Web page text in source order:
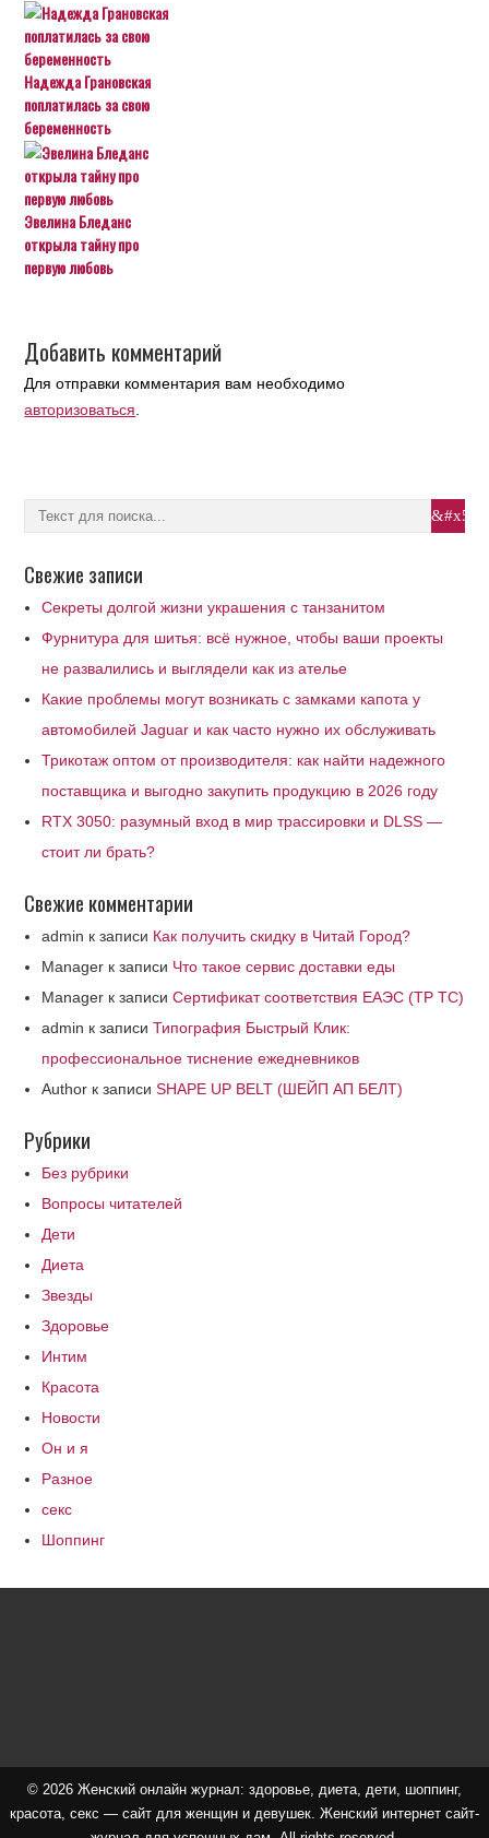
Надежда Грановская
поплатилась за свою
беременность
Эвелина Бледанс
открыла тайну про
первую любовь
Добавить комментарий
Для отправки комментария вам необходимо
авторизоваться
Свежие записи
Секреты долгой жизни украшения с танзанитом
Фурнитура для шитья: всё нужное, чтобы ваши проекты
не развалились и выглядели как из ателье
Какие проблемы могут возникать с замками капота у
автомобилей Jaguar и как часто нужно их обслуживать
Трикотаж оптом от производителя: как найти надежного
поставщика и выгодно закупить продукцию в 2026 году
RTX 3050: разумный вход в мир трассировки и DLSS —
стоит ли брать?
Свежие комментарии
admin к записи Как получить скидку в Читай Город?
Manager к записи Что такое сервис доставки еды
Manager к записиСертификат соответствия ЕАЭС (ТР ТС)
admin к записиТипография Быстрый Клик:
профессиональное тиснение ежедневников
Author к записиSHAPE UP BELT (ШЕЙП АП БЕЛТ)
Рубрики
Без рубрики
Вопросы читателей
Дети
Диета
Звезды
Здоровье
Интим
Красота
Новости
Он и я
Разное
секс
Шоппинг
© 2026 Женский онлайн журнал: здоровье, диета, дети, шоппинг,
красота, секс — сайт для женщин и девушек. Женский интернет сайт-